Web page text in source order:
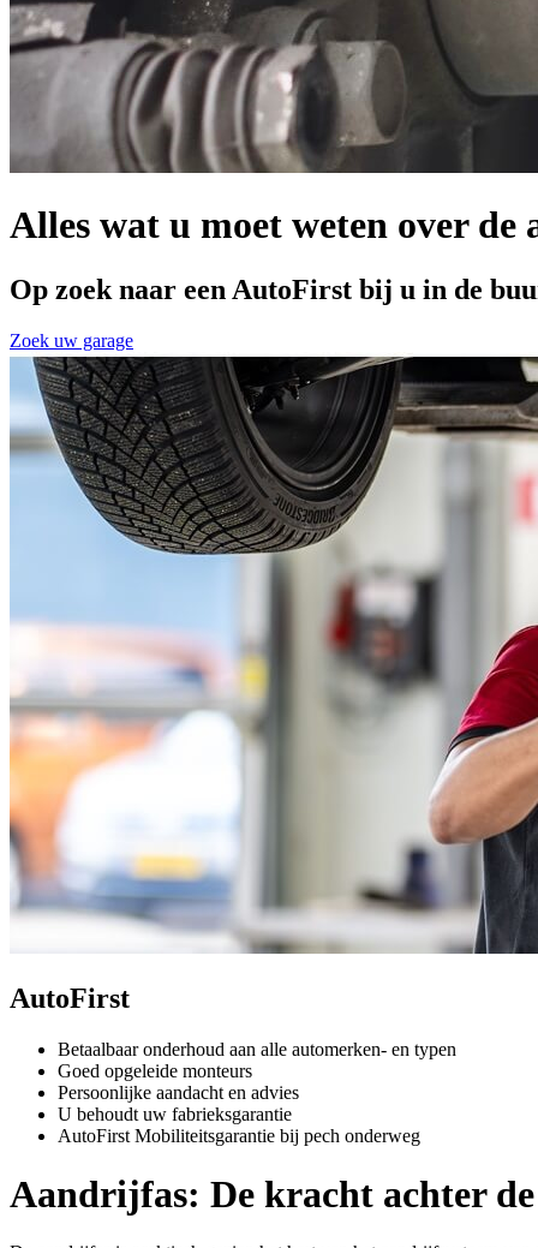
Alles wat u moet weten over de
Op zoek naar een AutoFirst bij u in de
Zoek uw garage
AutoFirst
Betaalbaar onderhoud aan alle automerken- en typen
Goed opgeleide monteurs
Persoonlijke aandacht en advies
U behoudt uw fabrieksgarantie
AutoFirst Mobiliteitsgarantie bij pech onderweg
Aandrijfas: De kracht achter